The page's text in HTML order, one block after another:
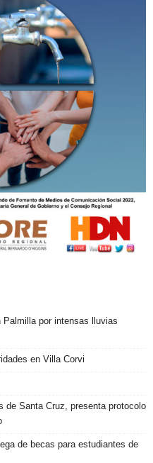
Palmilla por intensas lluvias
en Villa Corvi
de Santa Cruz, presenta protocolo
de becas para estudiantes de